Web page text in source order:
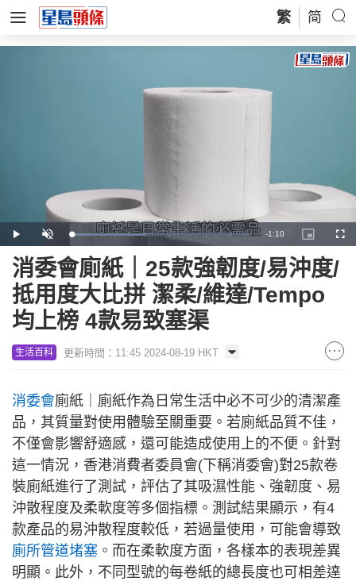
繁 简
Play Unmute Loaded:
41.85%
Remaining
Time
-1:10
Picture-
in-
消委會廁紙｜25款強韌度/易沖度/
抵用度大比拼 潔柔/維達/Tempo
均上榜 4款易致塞渠
生活百科 更新時間：11:45 2024-08-19 HKT
消委會廁紙｜廁紙作為日常生活中必不可少的清潔產
品，其質量對使用體驗至關重要。若廁紙品質不佳，
不僅會影響舒適感，還可能造成使用上的不便。針對
這一情況，香港消費者委員會(下稱消委會)對25款卷
裝廁紙進行了測試，評估了其吸濕性能、強韌度、易
沖散程度及柔軟度等多個指標。測試結果顯示，有4
款產品的易沖散程度較低，若過量使用，可能會導致
廁所管道堵塞 。而在柔軟度方面，各樣本的表現差異
明顯。此外，不同型號的每卷紙的總長度也可相差達